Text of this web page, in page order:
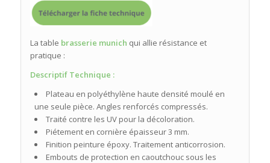
La table brasserie munich qui allie résistance et
pratique :
Descriptif Technique :
Plateau en polyéthylène haute densité moulé en
une seule pièce. Angles renforcés compressés.
Traité contre les UV pour la décoloration.
Piétement en cornière épaisseur 3 mm.
Finition peinture époxy. Traitement anticorrosion.
Embouts de protection en caoutchouc sous les